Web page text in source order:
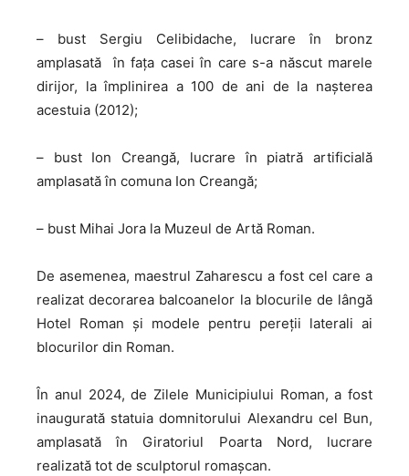
– bust Sergiu Celibidache, lucrare în bronz
amplasată în fața casei în care s-a născut marele
dirijor, la împlinirea a 100 de ani de la nașterea
acestuia (2012);
– bust Ion Creangă, lucrare în piatră artificială
amplasată în comuna Ion Creangă;
– bust Mihai Jora la Muzeul de Artă Roman.
De asemenea, maestrul Zaharescu a fost cel care a
realizat decorarea balcoanelor la blocurile de lângă
Hotel Roman şi modele pentru pereţii laterali ai
blocurilor din Roman.
În anul 2024, de Zilele Municipiului Roman, a fost
inaugurată statuia domnitorului Alexandru cel Bun,
amplasată în Giratoriul Poarta Nord, lucrare
realizată tot de sculptorul romașcan.